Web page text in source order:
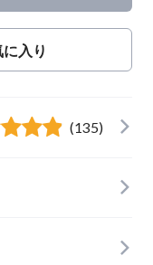
入り
(135)